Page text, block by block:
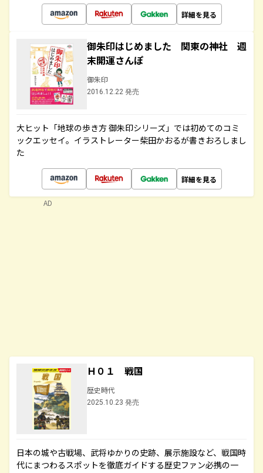
詳細を見る
御朱印はじめました 関東の神社 週
末開運さんぽ
御朱印
2016.12.22 発売
大ヒット「地球の歩き方 御朱印シリーズ」では初めてのコミ
ックエッセイ。イラストレーター柴田かおるが書きおろしまし
た
詳細を見る
Ｈ０１ 戦国
歴史時代
2025.10.23 発売
日本の城や古戦場、武将ゆかりの史跡、展示施設など、戦国時
代にまつわるスポットを徹底ガイドする歴史ファン必携の一
AD